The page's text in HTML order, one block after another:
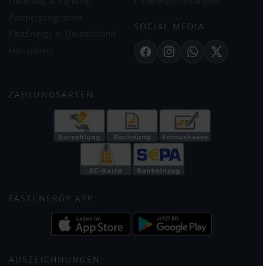
SOCIAL MEDIA
FacebookInstagramWhatsApp
X
ZAHLUNGSARTEN
FASTENERGY APP
AUSZEICHNUNGEN